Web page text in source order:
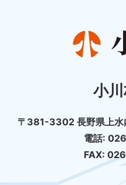
小
〒381-3302 長野県上
電話:
FAX: